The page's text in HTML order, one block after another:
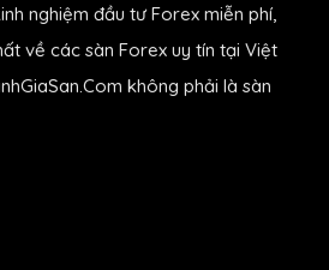
nghiệm đầu tư Forex miễn phí,
về các sàn Forex uy tín tại Việt
không phải là sàn